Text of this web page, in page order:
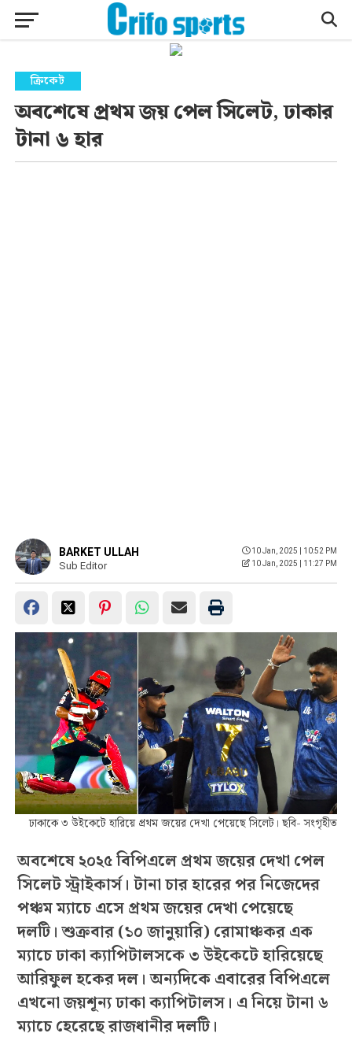
ক্রিকেট
অবশেষে প্রথম জয় পেল সিলেট, ঢাকার
টানা ৬ হার
BARKET ULLAH
Sub Editor
10 Jan, 2025 | 10:52 PM
10 Jan, 2025 | 11:27 PM
ঢাকাকে ৩ উইকেটে হারিয়ে প্রথম জয়ের দেখা পেয়েছে সিলেট। ছবি- সংগৃহীত
অবশেষে ২০২৫ বিপিএলে প্রথম জয়ের দেখা পেল
সিলেট স্ট্রাইকার্স। টানা চার হারের পর নিজেদের
পঞ্চম ম্যাচে এসে প্রথম জয়ের দেখা পেয়েছে
দলটি। শুক্রবার (১০ জানুয়ারি) রোমাঞ্চকর এক
ম্যাচে ঢাকা ক্যাপিটালসকে ৩ উইকেটে হারিয়েছে
আরিফুল হকের দল। অন্যদিকে এবারের বিপিএলে
এখনো জয়শূন্য ঢাকা ক্যাপিটালস। এ নিয়ে টানা ৬
ম্যাচে হেরেছে রাজধানীর দলটি।